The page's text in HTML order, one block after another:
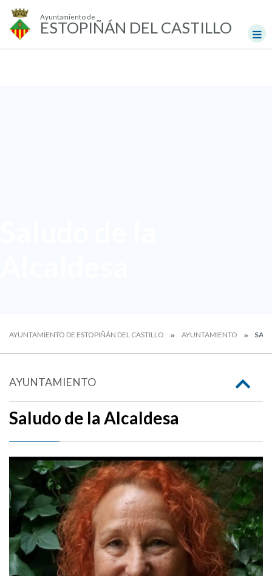
Ayuntamiento de
ESTOPIÑÁN DEL CASTILLO
AYUNTAMIENTO DE ESTOPIÑÁN DEL CASTILLO AYUNTAMIENTO
AYUNTAMIENTO
Saludo de la Alcaldesa